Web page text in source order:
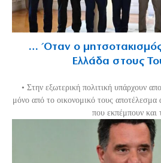
… Όταν ο
Ελλάδα στους
• Στην εξωτερική πολιτική υπάρχουν
μόνο από το οικονομικό τους
που εκπέμπουν και